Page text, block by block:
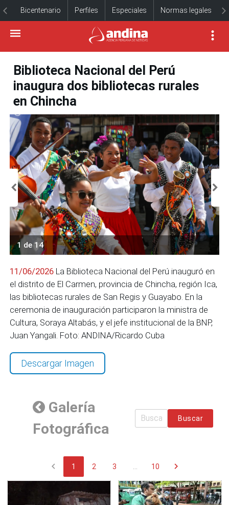
Bicentenario Perfiles Especiales Normas legales
Biblioteca Nacional del Perú
inaugura dos bibliotecas rurales
en Chincha
1 de 14
11/06/2026 La Biblioteca Nacional del Perú inauguró en
el distrito de El Carmen, provincia de Chincha, región Ica,
las bibliotecas rurales de San Regis y Guayabo. En la
ceremonia de inauguración participaron la ministra de
Cultura, Soraya Altabás, y el jefe institucional de la BNP,
Juan Yangali. Foto: ANDINA/Ricardo Cuba
Descargar Imagen
Galería
Fotográfica
Buscar
chevron_left 1 2 3 10 chevron_right